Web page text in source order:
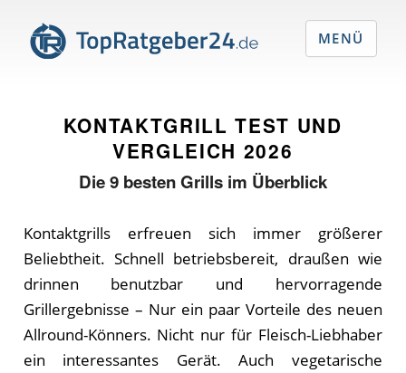
KONTAKTGRILL TEST UND
VERGLEICH 2026
Die9 besten Grills im Überblick
Kontaktgrills erfreuen sich immer größerer
Beliebtheit. Schnell betriebsbereit, draußen wie
drinnen benutzbar und hervorragende
Grillergebnisse – Nur ein paar Vorteile des neuen
Allround-Könners. Nicht nur für Fleisch-Liebhaber
ein interessantes Gerät. Auch vegetarische
MENÜ